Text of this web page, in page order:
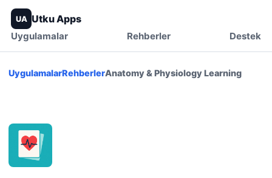
UA Utku Apps
Uygulamalar Rehberler Destek
UygulamalarRehberlerAnatomy & Physiology Learning